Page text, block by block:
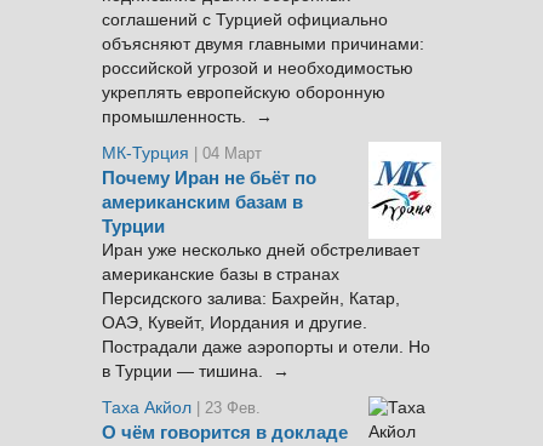
соглашений с Турцией официально
объясняют двумя главными причинами:
российской угрозой и необходимостью
укреплять европейскую оборонную
промышленность. →
МК-Турция
| 04 Март
Почему Иран не бьёт по
американским базам в
Турции
Иран уже несколько дней обстреливает
американские базы в странах
Персидского залива: Бахрейн, Катар,
ОАЭ, Кувейт, Иордания и другие.
Пострадали даже аэропорты и отели. Но
в Турции — тишина. →
Таха Акйол | 23 Фев.
О чём говорится в докладе